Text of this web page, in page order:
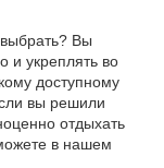
Вы
и укреплять во
доступному
вы решили
отдыхать
в нашем